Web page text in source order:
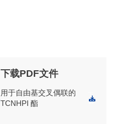
下载PDF文件
用于自由基交叉偶联的
TCNHPI 酯
下
载